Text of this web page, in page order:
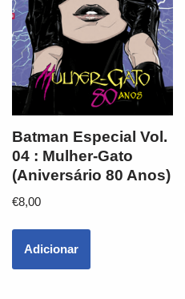
Batman Especial Vol.
04 : Mulher-Gato
(Aniversário 80 Anos)
€8,00
Adicionar